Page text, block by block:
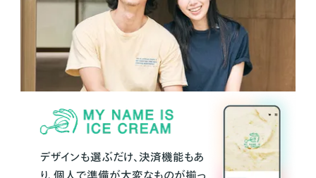
デザインも選ぶだけ、決済機能もあ